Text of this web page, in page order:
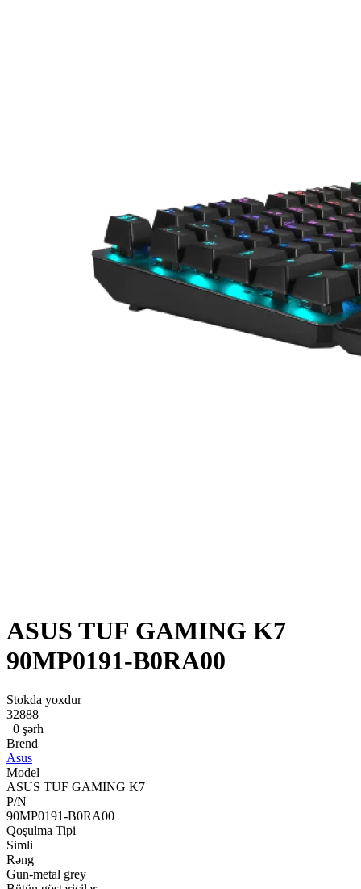
ASUS TUF GAMING K7
90MP0191-B0RA00
Stokda yoxdur
32888
0 şərh
Brend
Asus
Model
ASUS TUF GAMING K7
P/N
90MP0191-B0RA00
Qoşulma Tipi
Simli
Rəng
Gun-metal grey